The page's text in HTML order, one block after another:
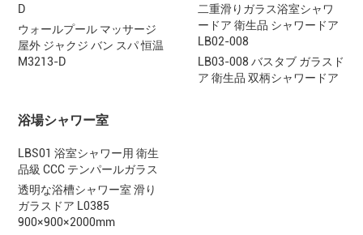
D
ウォールプール マッサージ
屋外 ジャクジ バン スパ 恒温
M3213-D
二重滑りガラス浴室シャワ
ードア 衛生品 シャワードア
LB02-008
LB03-008 バスタブ ガラスド
ア 衛生品 双柄シャワードア
浴場シャワー室
LBS01 浴室シャワー用 衛生
品級 CCC テンパールガラス
透明な浴槽シャワー室 滑り
ガラスドア L0385
900×900×2000mm